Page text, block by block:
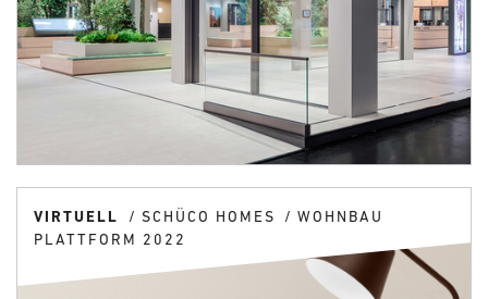
VIRTUELL SCHÜCO HOMES
WOHNBAU
PLATTFORM 2022